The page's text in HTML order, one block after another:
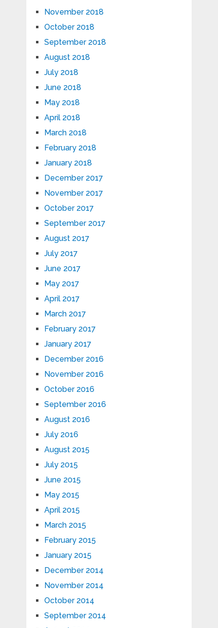
November 2018
October 2018
September 2018
August 2018
July 2018
June 2018
May 2018
April 2018
March 2018
February 2018
January 2018
December 2017
November 2017
October 2017
September 2017
August 2017
July 2017
June 2017
May 2017
April 2017
March 2017
February 2017
January 2017
December 2016
November 2016
October 2016
September 2016
August 2016
July 2016
August 2015
July 2015
June 2015
May 2015
April 2015
March 2015
February 2015
January 2015
December 2014
November 2014
October 2014
September 2014